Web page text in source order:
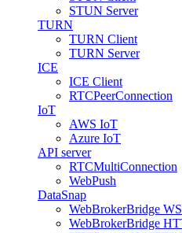
STUN Server
TURN
TURN Client
TURN Server
ICE
ICE Client
RTCPeerConnection
IoT
AWS IoT
Azure IoT
API server
RTCMultiConnection
WebPush
DataSnap
WebBrokerBridge WS
WebBrokerBridge